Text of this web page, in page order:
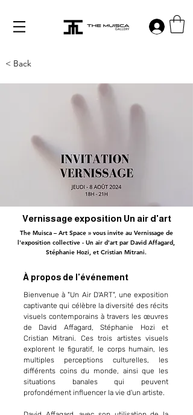
Log in
< Back
Vernissage exposition Un air d'art
The Muisca – Art Space » vous invite au Vernissage de
l'exposition collective - Un air d'art par David Affagard,
Stéphanie Hozi, et Cristian Mitrani.
À propos de l'événement
Bienvenue à "Un Air D'ART", une exposition
captivante qui célèbre la diversité des récits
visuels contemporains à travers les œuvres
de David Affagard, Stéphanie Hozi et
Cristian Mitrani. Ces trois artistes visuels
explorent le figuratif, le corps humain, les
multiples perceptions culturelles, les
différents coins du monde, ainsi que les
situations banales qui peuvent
profondément influencer la vie d'un artiste.